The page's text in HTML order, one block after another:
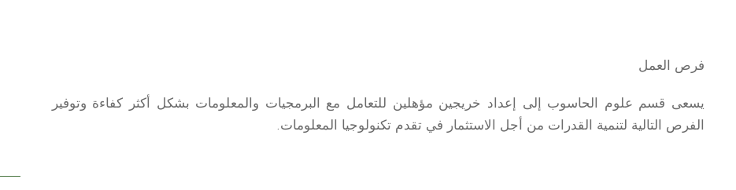
فرص العمل
يسعى قسم علوم الحاسوب إلى إعداد خريجين مؤهلين للتعامل مع البرمجيات والمعلومات بشكل أكثر كفاءة وتوفير
الفرص التالية لتنمية القدرات من أجل الاستثمار في تقدم تكنولوجيا المعلومات.